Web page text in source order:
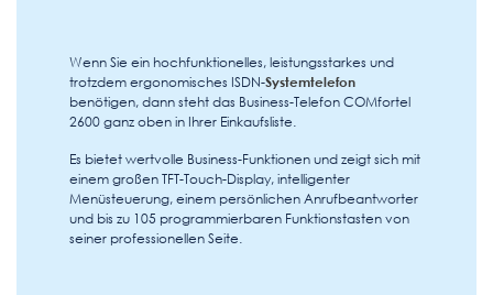
Wenn Sie ein hochfunktionelles, leistungsstarkes und
trotzdem ergonomisches ISDN-Systemtelefon
benötigen, dann steht das Business-Telefon COMfortel
2600 ganz oben in Ihrer Einkaufsliste.
Es bietet wertvolle Business-Funktionen und zeigt sich mit
einem großen TFT-Touch-Display, intelligenter
Menüsteuerung, einem persönlichen Anrufbeantworter
und bis zu 105 programmierbaren Funktionstasten von
seiner professionellen Seite.